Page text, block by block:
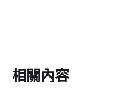
相關內容